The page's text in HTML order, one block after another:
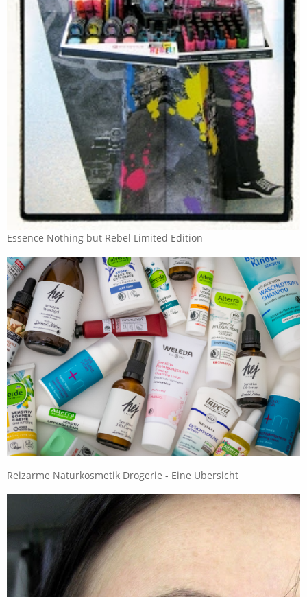
Essence Nothing but Rebel Limited Edition
Reizarme Naturkosmetik Drogerie - Eine Übersicht